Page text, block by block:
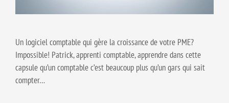
Un logiciel comptable qui gère la croissance de votre PME?
Impossible! Patrick, apprenti comptable, apprendre dans cette
capsule qu’un comptable c’est beaucoup plus qu’un gars qui sait
compter…